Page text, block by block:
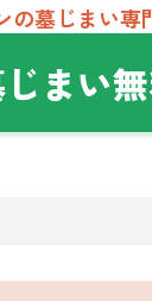
の墓じまい専
まい